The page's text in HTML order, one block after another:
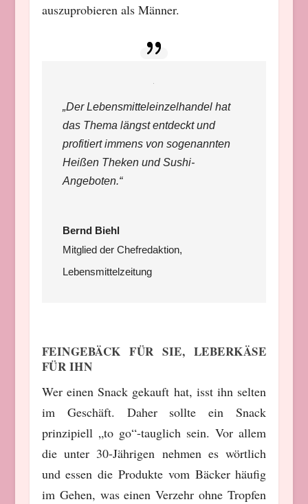
auszuprobieren als Männer.
„Der Lebensmitteleinzelhandel hat
das Thema längst entdeckt und
profitiert immens von sogenannten
Heißen Theken und Sushi-
Angeboten.“
Bernd Biehl
Mitglied der Chefredaktion,
Lebensmittelzeitung
FEINGEBÄCK FÜR SIE, LEBERKÄSE
FÜR IHN
Wer einen Snack gekauft hat, isst ihn selten
im Geschäft. Daher sollte ein Snack
prinzipiell „to go“-tauglich sein. Vor allem
die unter 30-Jährigen nehmen es wörtlich
und essen die Produkte vom Bäcker häufig
im Gehen, was einen Verzehr ohne Tropfen